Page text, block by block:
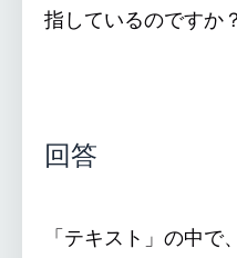
指しているのですか？
回答
「テキスト」の中